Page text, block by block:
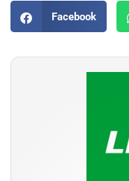
Facebook